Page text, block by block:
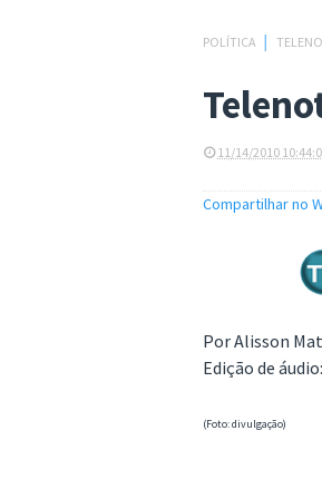
POLÍTICA
11/14/2010
Compartilhar no
Por Alisson
Edição de
(Foto: divulgação)